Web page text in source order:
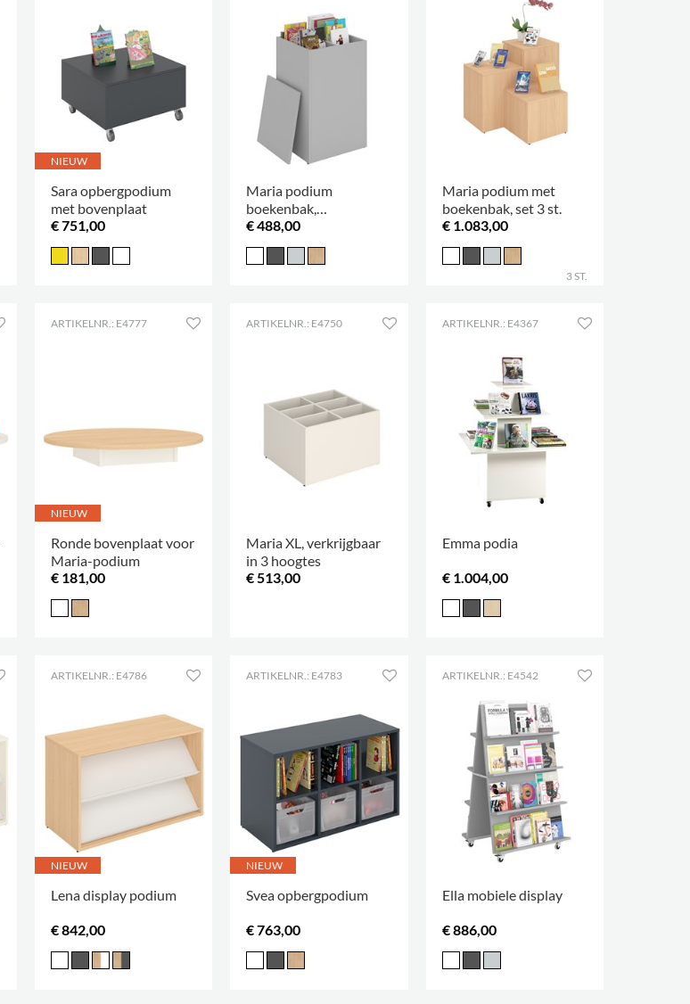
NIEUW
Sara opbergpodium
met bovenplaat
€ 751,00
Maria podium
boekenbak,
verkrijgbaar in 3
hoogtes
€ 488,00
Maria podium met
boekenbak, set 3 st.
€ 1.083,00
3 ST.
ARTIKELNR.: E4777
NIEUW
Ronde bovenplaat voor
Maria-podium
€ 181,00
ARTIKELNR.: E4750
Maria XL, verkrijgbaar
in 3 hoogtes
€ 513,00
ARTIKELNR.: E4367
Emma podia
€ 1.004,00
ARTIKELNR.: E4786
NIEUW
Lena display podium
€ 842,00
ARTIKELNR.: E4783
NIEUW
Svea opbergpodium
€ 763,00
ARTIKELNR.: E4542
Ella mobiele display
€ 886,00